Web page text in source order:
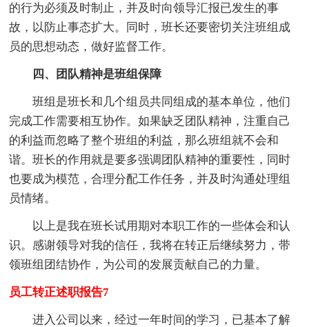
的行为必须及时制止，并及时向领导汇报已发生的事
故，以防止事态扩大。同时，班长还要密切关注班组成
员的思想动态，做好监督工作。
四、团队精神是班组保障
班组是班长和几个组员共同组成的基本单位，他们
完成工作需要相互协作。如果缺乏团队精神，注重自己
的利益而忽略了整个班组的利益，那么班组就不会和
谐。班长的作用就是要多强调团队精神的重要性，同时
也要成为模范，合理分配工作任务，并及时沟通处理组
员情绪。
以上是我在班长试用期对本职工作的一些体会和认
识。感谢领导对我的信任，我将在转正后继续努力，带
领班组团结协作，为公司的发展贡献自己的力量。
员工转正述职报告7
进入公司以来，经过一年时间的学习，已基本了解